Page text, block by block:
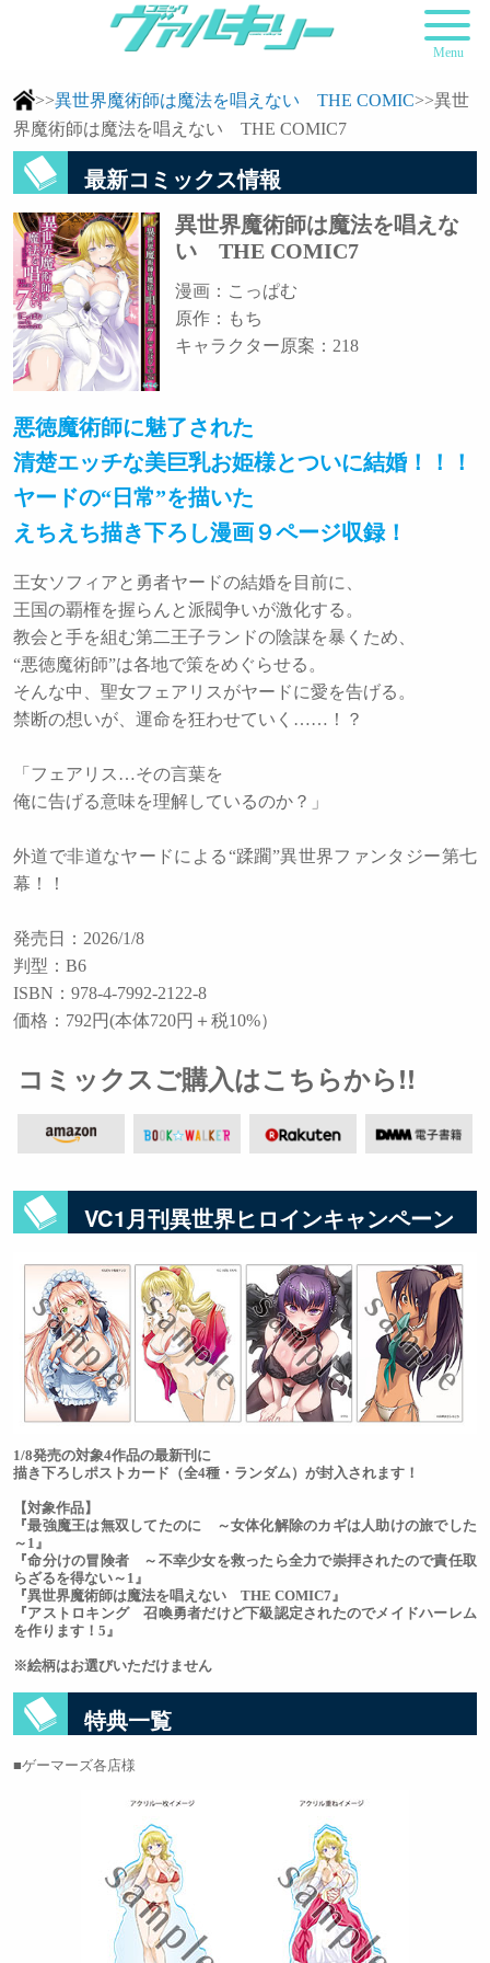
Menu
>>異世界魔術師は魔法を唱えない THE COMIC>>異世
界魔術師は魔法を唱えない THE COMIC7
最新コミックス情報
異世界魔術師は魔法を唱えな
い THE COMIC7
漫画：こっぱむ
原作：もち
キャラクター原案：218
悪徳魔術師に魅了された
清楚エッチな美巨乳お姫様とついに結婚！！！
ヤードの“日常”を描いた
えちえち描き下ろし漫画９ページ収録！
王女ソフィアと勇者ヤードの結婚を目前に、
王国の覇権を握らんと派閥争いが激化する。
教会と手を組む第二王子ランドの陰謀を暴くため、
“悪徳魔術師”は各地で策をめぐらせる。
そんな中、聖女フェアリスがヤードに愛を告げる。
禁断の想いが、運命を狂わせていく……！？
「フェアリス…その言葉を
俺に告げる意味を理解しているのか？」
外道で非道なヤードによる“蹂躙”異世界ファンタジー第七
幕！！
発売日：2026/1/8
判型：B6
ISBN：978-4-7992-2122-8
価格：792円(本体720円＋税10%）
コミックスご購入はこちらから!!
VC1月刊異世界ヒロインキャンペーン
1/8発売の対象4作品の最新刊に
描き下ろしポストカード（全4種・ランダム）が封入されます！
【対象作品】
『最強魔王は無双してたのに ～女体化解除のカギは人助けの旅でした
～1』
『命分けの冒険者 ～不幸少女を救ったら全力で崇拝されたので責任取
らざるを得ない～1』
『異世界魔術師は魔法を唱えない THE COMIC7』
『アストロキング 召喚勇者だけど下級認定されたのでメイドハーレム
を作ります！5』
※絵柄はお選びいただけません
特典一覧
ゲーマーズ各店様